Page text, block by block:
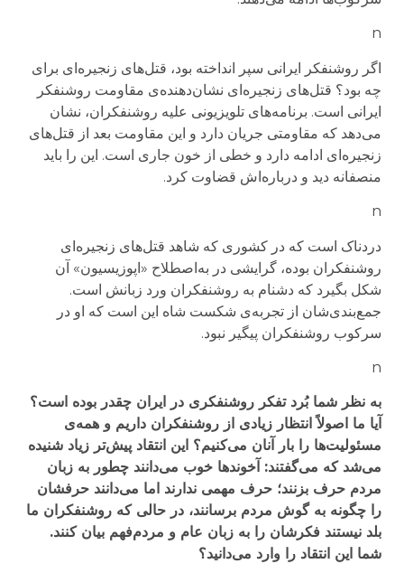
n
اگر روشنفکر ایرانی سپر انداخته بود، قتل‌های زنجیره‌ای برای
چه بود؟ قتل‌های زنجیره‌ای نشان‌دهنده‌ی مقاومت روشنفکر
ایرانی است. برنامه‌های تلویزیونی علیه روشنفکران، نشان
می‌دهد که مقاومتی جریان دارد و این مقاومت بعد از قتل‌های
زنجیره‌ای ادامه دارد و خطی از خون جاری است. این را باید
منصفانه دید و درباره‌اش قضاوت کرد.
n
دردناک است که در کشوری که شاهد قتل‌های زنجیره‌ای
روشنفکران بوده، گرایشی در به‌اصطلاح «اپوزیسیون» آن
شکل بگیرد که دشنام به روشنفکران ورد زبانش است.
جمع‌بندی‌شان از تجربه‌ی شکست شاه این است که او در
سرکوب روشنفکران پیگیر نبود.
n
به نظر شما بُرد تفکر روشنفکری در ایران چقدر بوده است؟
آیا ما اصولاً انتظار زیادی از روشنفکران داریم و همه‌ی
مسئولیت‌ها را بار آنان می‌کنیم؟ این انتقاد پیش‌تر زیاد شنیده
می‌شد که می‌گفتند: آخوندها خوب می‌دانند چطور به زبان
مردم حرف بزنند؛ حرف مهمی ندارند اما می‌دانند حرفشان
را چگونه به گوش مردم برسانند، در حالی که روشنفکران ما
بلد نیستند فکرشان را به زبان عام و مردم‌فهم بیان کنند.
شما این انتقاد را وارد می‌دانید؟